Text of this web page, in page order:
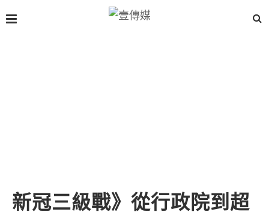
新冠三級戰》從行政院到超